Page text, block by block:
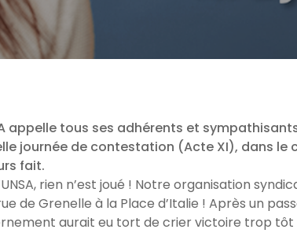
appelle tous ses adhérents et
journée de contestation (Acte XI), dans le
fait.
rien n’est joué ! Notre organisation
de Grenelle à la Place d’Italie ! Après un
aurait eu tort de crier victoire trop tôt